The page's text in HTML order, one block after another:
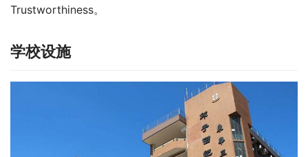
Trustworthiness。
学校设施